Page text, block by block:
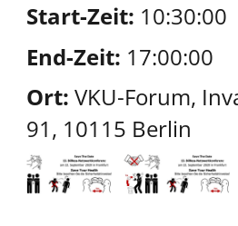
Start-Zeit: 10:30:00
End-Zeit: 17:00:00
Ort: VKU-Forum,
91, 10115 Berlin